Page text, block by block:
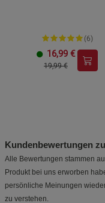
(6)
16,99 €
19,99 €
Kundenbewertungen
Alle Bewertungen stammen
Produkt bei uns erworben
persönliche Meinungen
zu verstehen.